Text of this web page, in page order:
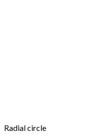
Radial circle